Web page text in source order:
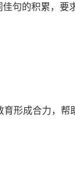
句的积累，要
形成合力，帮